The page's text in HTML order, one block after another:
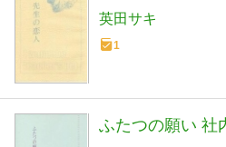
英田サキ
1
ふたつの願い 社